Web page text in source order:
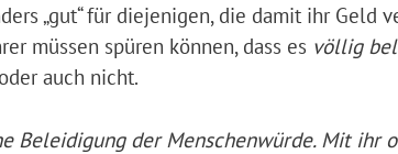
„gut“ für diejenigen, die damit ihr Geld
müssen spüren können, dass es völlig
auch nicht.
Beleidigung der Menschenwürde. Mit ihr